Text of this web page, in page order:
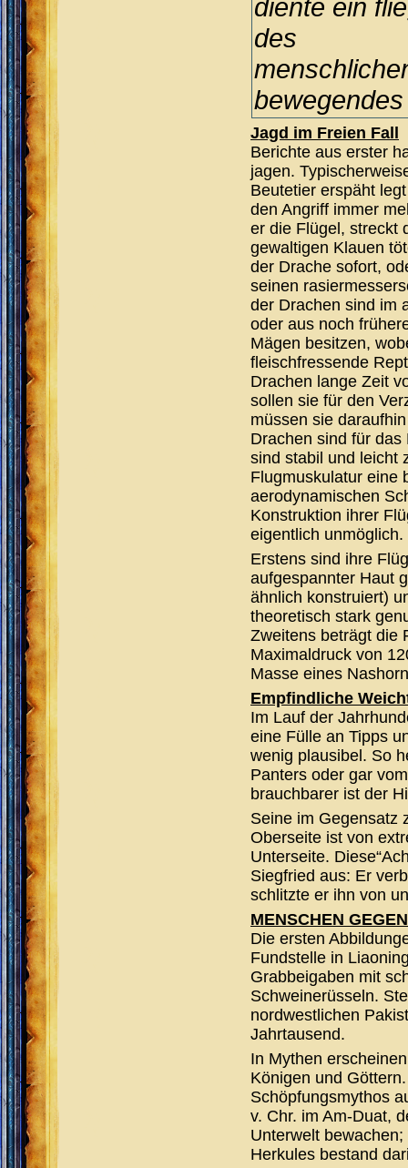
diente ein
des
Jagd im Freien Fall
Berichte aus erster
jagen.
Beutetier erspäht
den Angriff immer
er die Flügel, streckt
gewaltigen Klauen
der Drache sofort,
seinen
der Drachen sind im
oder aus noch
Mägen besitzen,
fleischfressende
Drachen lange Zeit
sollen sie für den
müssen sie
Drachen sind für
sind stabil und leicht
Flugmuskulatur eine
aerodynamischen
Konstruktion ihrer
eigentlich unmöglich.
Erstens sind ihre
aufgespannter Haut
ähnlich konstruiert)
theoretisch stark
Zweitens beträgt die
Maximaldruck von
Masse eines
Empfindliche
Im Lauf der
eine Fülle an Tipps
wenig plausibel. So
Panters oder gar
brauchbarer ist der
Seine im Gegensatz
Oberseite ist von
Unterseite.
Siegfried aus: Er
schlitzte er ihn von
MENSCHEN
Die ersten
Fundstelle in
Grabbeigaben mit
Schweinerüsseln.
nordwestlichen
Jahrtausend.
In Mythen
Königen und
Schöpfungsmythos
v. Chr. im Am-Duat,
Unterwelt
Herkules bestand